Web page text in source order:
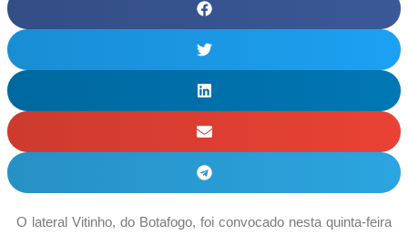
O lateral Vitinho, do Botafogo, foi convocado nesta quinta-feira